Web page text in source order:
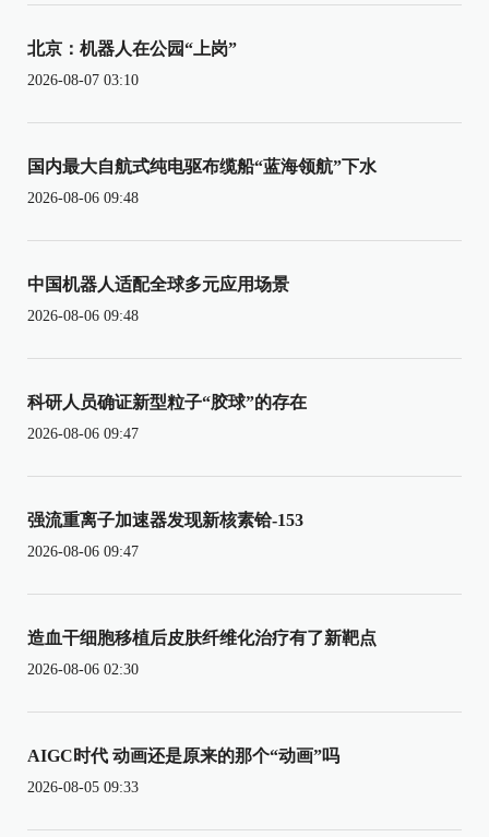
北京：机器人在公园“上岗”
2026-08-07 03:10
国内最大自航式纯电驱布缆船“蓝海领航”下水
2026-08-06 09:48
中国机器人适配全球多元应用场景
2026-08-06 09:48
科研人员确证新型粒子“胶球”的存在
2026-08-06 09:47
强流重离子加速器发现新核素铪-153
2026-08-06 09:47
造血干细胞移植后皮肤纤维化治疗有了新靶点
2026-08-06 02:30
AIGC时代 动画还是原来的那个“动画”吗
2026-08-05 09:33